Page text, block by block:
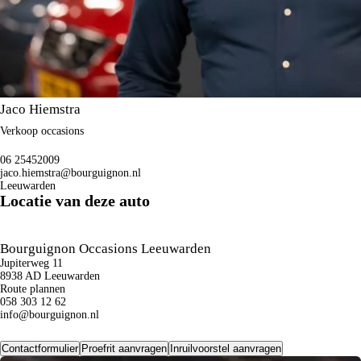
Jaco Hiemstra
Verkoop occasions
06 25452009
jaco.hiemstra@bourguignon.nl
Leeuwarden
Locatie van deze auto
Bourguignon Occasions Leeuwarden
Jupiterweg 11
8938 AD Leeuwarden
Route plannen
058 303 12 62
info@bourguignon.nl
Contactformulier Proefrit aanvragen Inruilvoorstel aanvragen